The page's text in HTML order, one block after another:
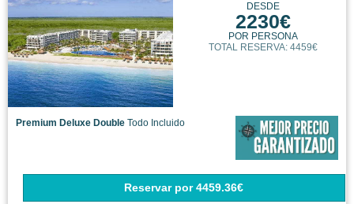
DESDE
2230€
POR PERSONA
TOTAL RESERVA: 4459€
Premium Deluxe Double Todo Incluido
Reservar por 4459.36€